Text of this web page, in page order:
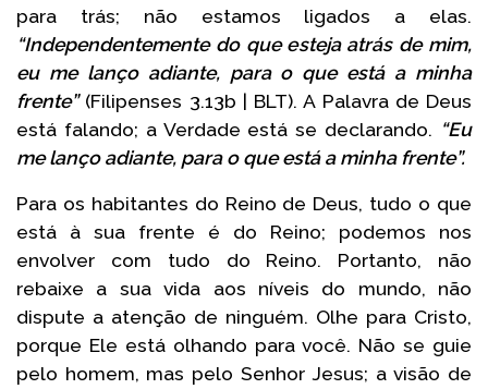
para trás; não estamos ligados a elas.
“Independentemente do que esteja atrás de mim,
eu me lanço adiante, para o que está a minha
frente”(Filipenses 3.13b | BLT). A Palavra de Deus
está falando; a Verdade está se declarando. “Eu
me lanço adiante, para o que está a minha frente”.
Para os habitantes do Reino de Deus, tudo o que
está à sua frente é do Reino; podemos nos
envolver com tudo do Reino. Portanto, não
rebaixe a sua vida aos níveis do mundo, não
dispute a atenção de ninguém. Olhe para Cristo,
porque Ele está olhando para você. Não se guie
pelo homem, mas pelo Senhor Jesus; a visão de